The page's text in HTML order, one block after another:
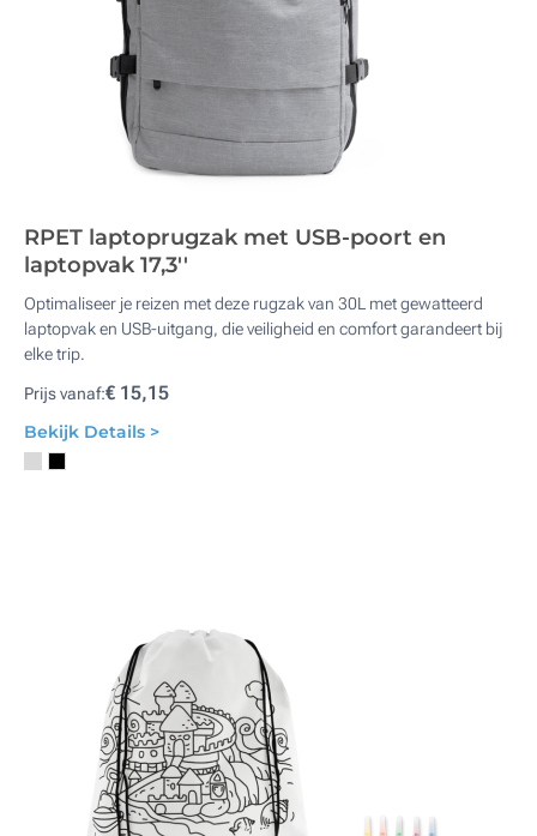
RPET laptoprugzak met USB-poort en
laptopvak 17,3''
Optimaliseer je reizen met deze rugzak van 30L met gewatteerd
laptopvak en USB-uitgang, die veiligheid en comfort garandeert bij
elke trip.
Prijs vanaf:€ 15,15
Bekijk Details >